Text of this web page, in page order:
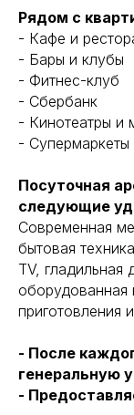
Рядом с
- Кафе и
- Бары и клубы
- Фитнес-клуб
- Сбербанк
- Кинотеатры и
- Супермаркеты
Посуточная
следующие
Современная
бытовая
TV, гладильная
оборудованная
приготовления
- После
генеральную
-